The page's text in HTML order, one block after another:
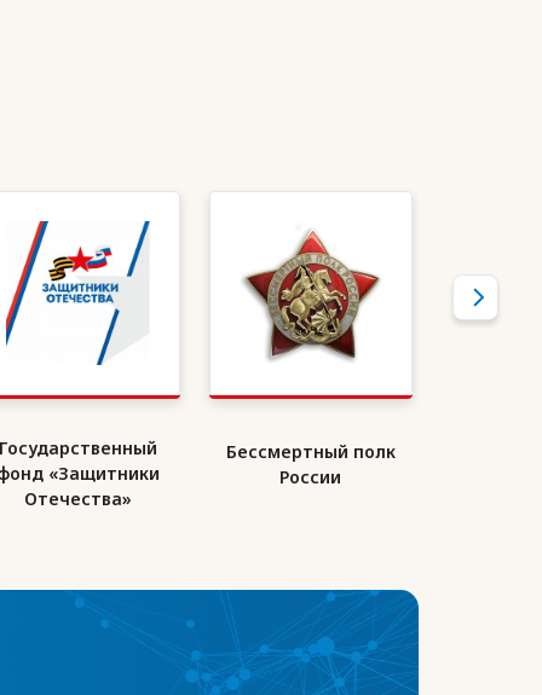
Государственный
«Защитники
Отечества»
Бессмертный полк
России